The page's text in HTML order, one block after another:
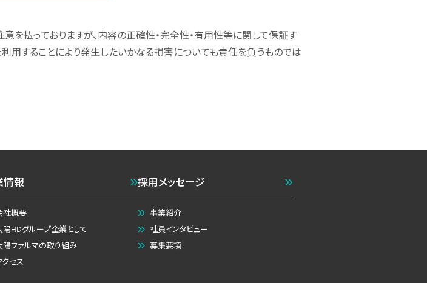
を払っておりますが、内容の正確性・完全性・有用性等に関して保証す
用することにより発生したいかなる損害についても責任を負うものでは
情報
社概要
陽HDグループ企業として
陽ファルマの取り組み
クセス
採用メッセージ
事業紹介
社員インタビュー
募集要項